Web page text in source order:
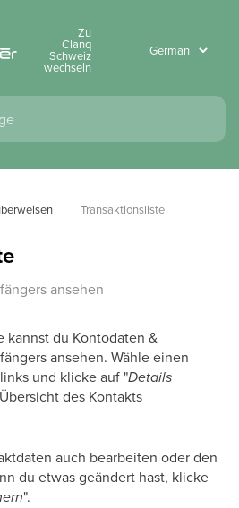
Zu
Clanq
Schweiz
wechseln
Transaktionsliste
ansehen
kannst du Kontodaten &
ansehen. Wähle einen
und klicke auf "Details
des Kontakts
auch bearbeiten oder den
du etwas geändert hast, klicke
".